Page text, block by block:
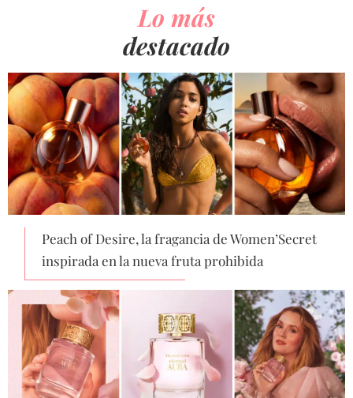
Lo más
destacado
Peach of Desire, la fragancia de Women’Secret
inspirada en la nueva fruta prohibida